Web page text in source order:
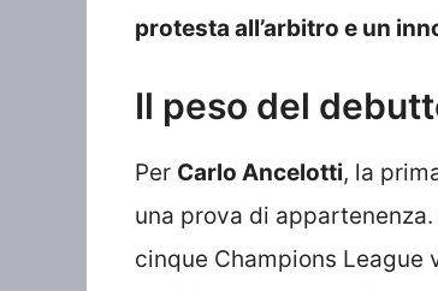
protesta all’arbitro e un
Il peso del
Per Carlo Ancelotti, la
una prova di appartenenza.
cinque Champions League